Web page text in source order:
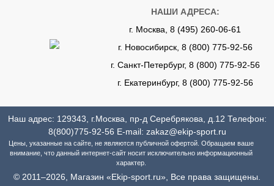
НАШИ АДРЕСА:
г. Москва, 8 (495) 260-06-61
г. Новосибирск, 8 (800) 775-92-56
г. Санкт-Петербург, 8 (800) 775-92-56
г. Екатеринбург, 8 (800) 775-92-56
Наш адрес: 129343, г.Москва, пр-д Серебрякова, д.12 Телефон:
8(800)775-92-56 E-mail: zakaz@ekip-sport.ru
Цены, указанные на сайте, не являются публичной офертой. Обращаем ваше
внимание, что данный интернет-сайт носит исключительно информационный
характер.
© 2011–2026, Магазин «Ekip-sport.ru», Все права защищены.